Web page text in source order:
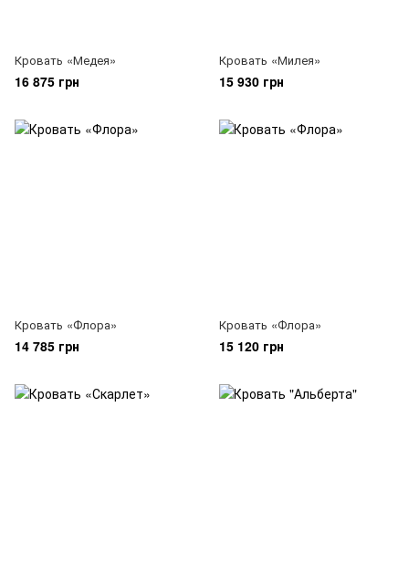
Кровать «Медея»
16 875 грн
Кровать «Милея»
15 930 грн
Кровать «Флора»
14 785 грн
Кровать «Флора»
15 120 грн